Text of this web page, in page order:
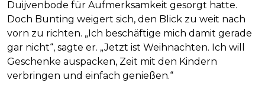
Duijvenbode für Aufmerksamkeit gesorgt hatte.
Doch Bunting weigert sich, den Blick zu weit nach
vorn zu richten. „Ich beschäftige mich damit gerade
gar nicht“, sagte er. „Jetzt ist Weihnachten. Ich will
Geschenke auspacken, Zeit mit den Kindern
verbringen und einfach genießen.“